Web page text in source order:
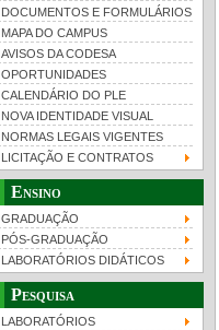
DOCUMENTOS E FORMULÁRIOS
MAPA DO CAMPUS
AVISOS DA CODESA
OPORTUNIDADES
CALENDÁRIO DO PLE
NOVA IDENTIDADE VISUAL
NORMAS LEGAIS VIGENTES
LICITAÇÃO E CONTRATOS
Ensino
GRADUAÇÃO
PÓS-GRADUAÇÃO
LABORATÓRIOS DIDÁTICOS
Pesquisa
LABORATÓRIOS
UFRJ 100 anos